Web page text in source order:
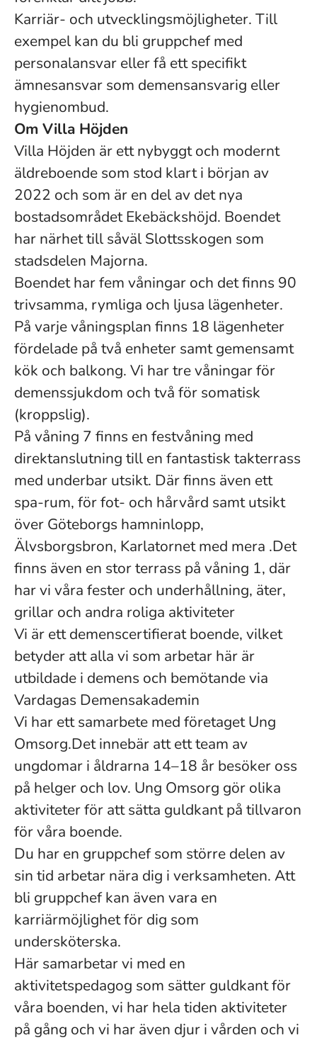
Karriär- och utvecklingsmöjligheter. Till
exempel kan du bli gruppchef med
personalansvar eller få ett specifikt
ämnesansvar som demensansvarig eller
hygienombud.
Om Villa Höjden
Villa Höjden är ett nybyggt och modernt
äldreboende som stod klart i början av
2022 och som är en del av det nya
bostadsområdet Ekebäckshöjd. Boendet
har närhet till såväl Slottsskogen som
stadsdelen Majorna.
Boendet har fem våningar och det finns 90
trivsamma, rymliga och ljusa lägenheter.
På varje våningsplan finns 18 lägenheter
fördelade på två enheter samt gemensamt
kök och balkong. Vi har tre våningar för
demenssjukdom och två för somatisk
(kroppslig).
På våning 7 finns en festvåning med
direktanslutning till en fantastisk takterrass
med underbar utsikt. Där finns även ett
spa-rum, för fot- och hårvård samt utsikt
över Göteborgs hamninlopp,
Älvsborgsbron, Karlatornet med mera .Det
finns även en stor terrass på våning 1, där
har vi våra fester och underhållning, äter,
grillar och andra roliga aktiviteter
Vi är ett demenscertifierat boende, vilket
betyder att alla vi som arbetar här är
utbildade i demens och bemötande via
Vardagas Demensakademin
Vi har ett samarbete med företaget Ung
Omsorg.Det innebär att ett team av
ungdomar i åldrarna 14–18 år besöker oss
på helger och lov. Ung Omsorg gör olika
aktiviteter för att sätta guldkant på tillvaron
för våra boende.
Du har en gruppchef som större delen av
sin tid arbetar nära dig i verksamheten. Att
bli gruppchef kan även vara en
karriärmöjlighet för dig som
undersköterska.
Här samarbetar vi med en
aktivitetspedagog som sätter guldkant för
våra boenden, vi har hela tiden aktiviteter
på gång och vi har även djur i vården och vi